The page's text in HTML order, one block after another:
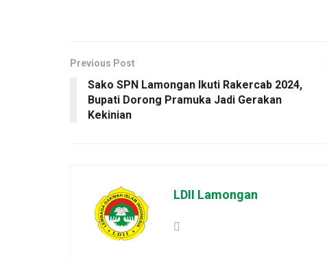
Previous Post
Sako SPN Lamongan Ikuti Rakercab 2024,
Bupati Dorong Pramuka Jadi Gerakan
Kekinian
LDII Lamongan